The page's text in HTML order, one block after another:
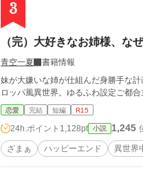
3
（完）大好きなお姉様、な
青空一夏
書籍情報
妹が大嫌いな姉が仕組んだ身勝手な
ロッパ風異世界。ゆるふわ設定ご都合
恋愛 完結 短編 R15
24h.ポイント 1,128pt 小説 1,245
ざまぁ ハッピーエンド 異世界